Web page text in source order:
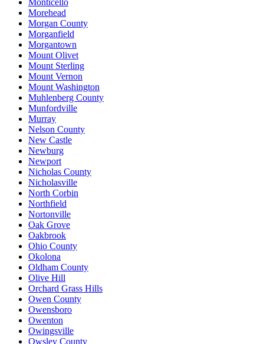
Morehead
Morgan County
Morganfield
Morgantown
Mount Olivet
Mount Sterling
Mount Vernon
Mount Washington
Muhlenberg County
Munfordville
Murray
Nelson County
New Castle
Newburg
Newport
Nicholas County
Nicholasville
North Corbin
Northfield
Nortonville
Oak Grove
Oakbrook
Ohio County
Okolona
Oldham County
Olive Hill
Orchard Grass Hills
Owen County
Owensboro
Owenton
Owingsville
Owsley County